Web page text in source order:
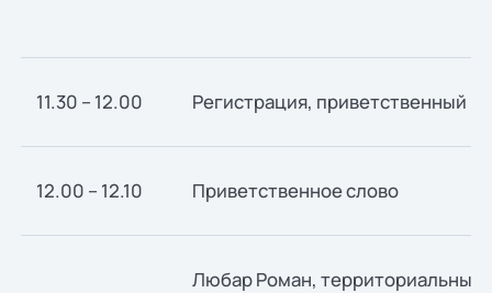
11.30 – 12.00 Регистрация, приветственный
12.00 – 12.10 Приветственное слово
Любар Роман, территориальный